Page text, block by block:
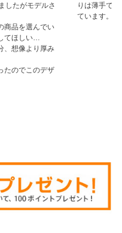
したがモデルさ
商品を選んでい
てほしい…
、想像より厚み
たのでこのデザ
りは薄手で
ています。